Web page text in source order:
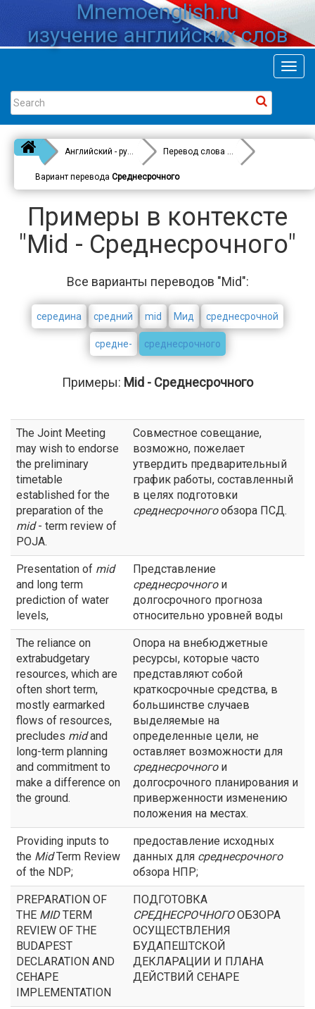
Mnemoenglish.ru
изучение английских слов
Английский - русский Перевод слова
Mid
Вариант перевода Среднесрочного
Примеры в контексте
"Mid - Среднесрочного"
Все варианты переводов "Mid":
середина средний mid Мид среднесрочной
средне- среднесрочного
Примеры: Mid - Среднесрочного
The Joint Meeting
may wish to endorse
the preliminary
timetable
established for the
preparation of the
mid- term review of
POJA.
Совместное совещание,
возможно, пожелает
утвердить предварительный
график работы, составленный
в целях подготовки
среднесрочногообзора ПСД.
Presentation of mid
and long term
prediction of water
levels,
Представление
среднесрочногои
долгосрочного прогноза
относительно уровней воды
The reliance on
extrabudgetary
resources, which are
often short term,
mostly earmarked
flows of resources,
precludes midand
long-term planning
and commitment to
make a difference on
the ground.
Опора на внебюджетные
ресурсы, которые часто
представляют собой
краткосрочные средства, в
большинстве случаев
выделяемые на
определенные цели, не
оставляет возможности для
среднесрочногои
долгосрочного планирования и
приверженности изменению
положения на местах.
Providing inputs to
the MidTerm Review
of the NDP;
предоставление исходных
данных для среднесрочного
обзора НПР;
PREPARATION OF
THE MIDTERM
REVIEW OF THE
BUDAPEST
DECLARATION AND
CEHAPE
IMPLEMENTATION
ПОДГОТОВКА
СРЕДНЕСРОЧНОГООБЗОРА
ОСУЩЕСТВЛЕНИЯ
БУДАПЕШТСКОЙ
ДЕКЛАРАЦИИ И ПЛАНА
ДЕЙСТВИЙ СЕНАРЕ